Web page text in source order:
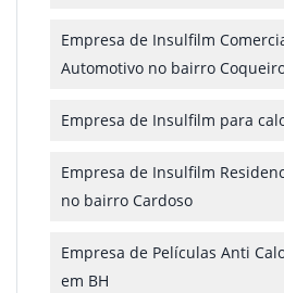
Empresa de Insulfilm
Automotivo no bairro
Empresa de Insulfilm para
Empresa de Insulfilm
no bairro Cardoso
Empresa de Películas Anti
em BH